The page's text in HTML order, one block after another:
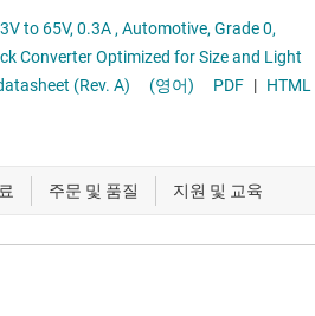
to 65V, 0.3A , Automotive, Grade 0,
Converter Optimized for Size and Light
datasheet (Rev. A)
(영어) PDF | HTML